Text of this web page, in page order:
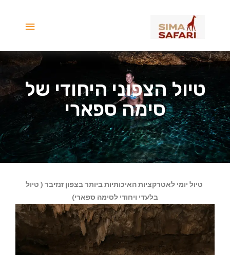
טיול הצפוני היחודי של
סימה ספארי
טיול יומי לאטרקציות האיכותיות ביותר בצפון זנזיבר ( טיול
בלעדי ויחודי לסימה ספארי)